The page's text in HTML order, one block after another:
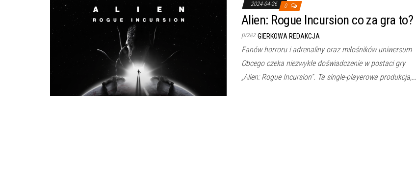
2024-04-26 0
Alien: Rogue Incursion co za gra to?
przez GIERKOWA REDAKCJA
Fanów horroru i adrenaliny oraz miłośników uniwersum
Obcego czeka niezwykłe doświadczenie w postaci gry
„Alien: Rogue Incursion”. Ta single-playerowa produkcja,…